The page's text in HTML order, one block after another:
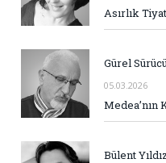
Asırlık
Gürel
05.03.2026
Medea’nın
Bülent